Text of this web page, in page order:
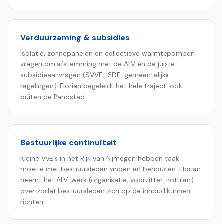
Verduurzaming & subsidies
Isolatie, zonnepanelen en collectieve warmtepompen
vragen om afstemming met de ALV én de juiste
subsidieaanvragen (SVVE, ISDE, gemeentelijke
regelingen). Florian begeleidt het hele traject, ook
buiten de Randstad.
Bestuurlijke continuïteit
Kleine VvE's in het Rijk van Nijmegen hebben vaak
moeite met bestuursleden vinden en behouden. Florian
neemt het ALV-werk (organisatie, voorzitter, notulen)
over zodat bestuursleden zich op de inhoud kunnen
richten.